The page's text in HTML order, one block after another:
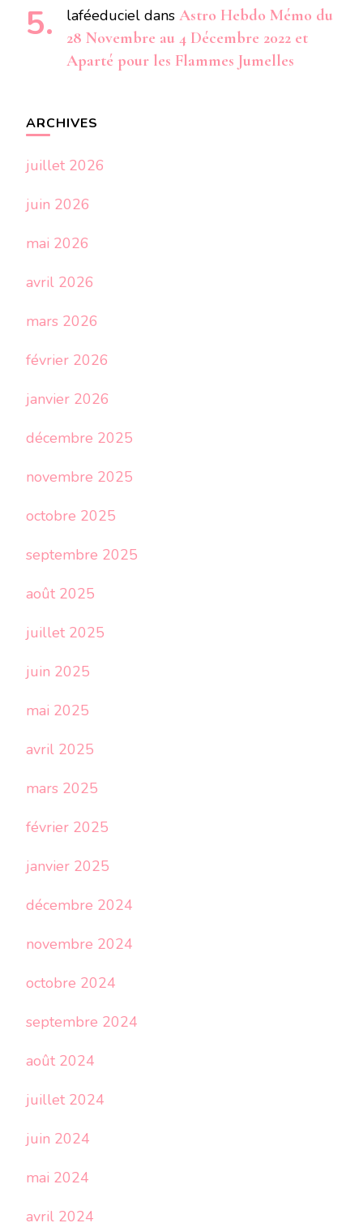
laféeduciel dans Astro Hebdo Mémo du
28 Novembre au 4 Décembre 2022 et
Aparté pour les Flammes Jumelles
ARCHIVES
juillet 2026
juin 2026
mai 2026
avril 2026
mars 2026
février 2026
janvier 2026
décembre 2025
novembre 2025
octobre 2025
septembre 2025
août 2025
juillet 2025
juin 2025
mai 2025
avril 2025
mars 2025
février 2025
janvier 2025
décembre 2024
novembre 2024
octobre 2024
septembre 2024
août 2024
juillet 2024
juin 2024
mai 2024
avril 2024